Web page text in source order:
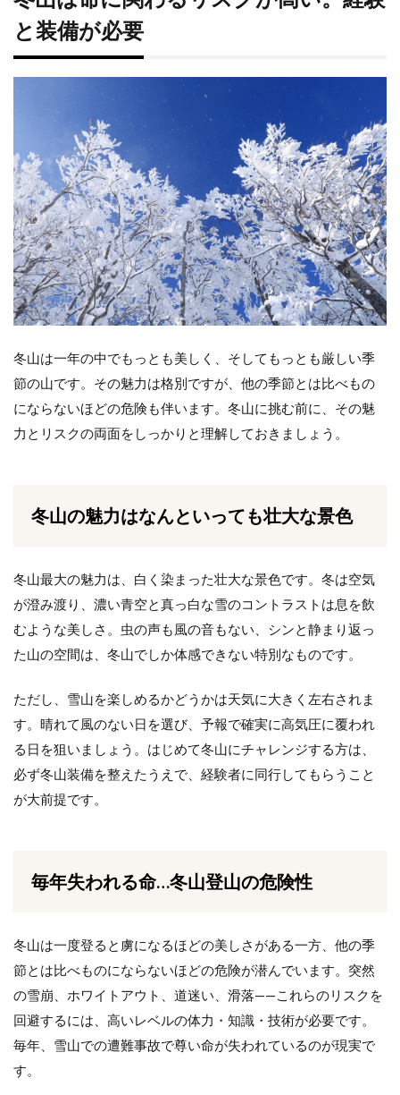
と装備が必要
冬山は一年の中でもっとも美しく、そしてもっとも厳しい季
節の山です。その魅力は格別ですが、他の季節とは比べもの
にならないほどの危険も伴います。冬山に挑む前に、その魅
力とリスクの両面をしっかりと理解しておきましょう。
冬山の魅力はなんといっても壮大な景色
冬山最大の魅力は、白く染まった壮大な景色です。冬は空気
が澄み渡り、濃い青空と真っ白な雪のコントラストは息を飲
むような美しさ。虫の声も風の音もない、シンと静まり返っ
た山の空間は、冬山でしか体感できない特別なものです。
ただし、雪山を楽しめるかどうかは天気に大きく左右されま
す。晴れて風のない日を選び、予報で確実に高気圧に覆われ
る日を狙いましょう。はじめて冬山にチャレンジする方は、
必ず冬山装備を整えたうえで、経験者に同行してもらうこと
が大前提です。
毎年失われる命…冬山登山の危険性
冬山は一度登ると虜になるほどの美しさがある一方、他の季
節とは比べものにならないほどの危険が潜んでいます。突然
の雪崩、ホワイトアウト、道迷い、滑落——これらのリスクを
回避するには、高いレベルの体力・知識・技術が必要です。
毎年、雪山での遭難事故で尊い命が失われているのが現実で
す。